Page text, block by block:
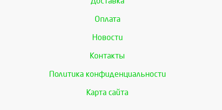
Оплата
Новости
Контакты
Политика конфиденциальности
Карта сайта